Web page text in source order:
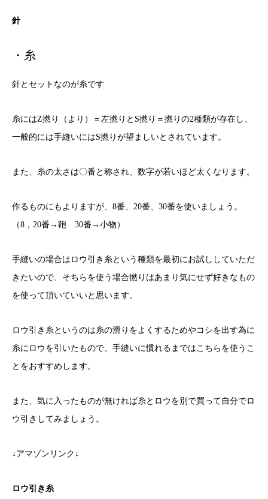
針
・糸
針とセットなのが糸です
糸にはZ撚り（より）＝左撚りとS撚り＝撚りの2種類が存在し、
一般的には手縫いにはS撚りが望ましいとされています。
また、糸の太さは〇番と称され、数字が若いほど太くなります。
作るものにもよりますが、8番、20番、30番を使いましょう。
（8，20番→鞄 30番→小物）
手縫いの場合はロウ引き糸という種類を最初にお試ししていただ
きたいので、そちらを使う場合撚りはあまり気にせず好きなもの
を使って頂いていいと思います。
ロウ引き糸というのは糸の滑りをよくするためやコシを出す為に
糸にロウを引いたもので、手縫いに慣れるまではこちらを使うこ
とをおすすめします。
また、気に入ったものが無ければ糸とロウを別で買って自分でロ
ウ引きしてみましょう。
↓アマゾンリンク↓
ロウ引き糸